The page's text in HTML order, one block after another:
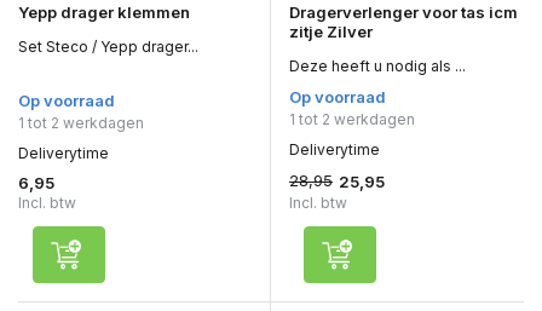
Yepp drager klemmen
Set Steco / Yepp drager...
Op voorraad
1 tot 2 werkdagen
Deliverytime
6,95
Incl. btw
Dragerverlenger voor tas icm
zitje Zilver
Deze heeft u nodig als ...
Op voorraad
1 tot 2 werkdagen
Deliverytime
28,95 25,95
Incl. btw